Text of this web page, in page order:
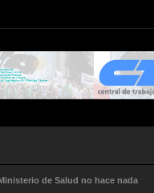
de Salud no hace nada